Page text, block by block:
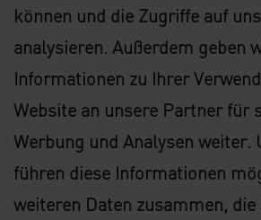
können und die Zugriffe auf
analysieren. Außerdem geben
Informationen zu Ihrer
Website an unsere Partner für
Werbung und Analysen weiter.
führen diese Informationen
weiteren Daten zusammen, die